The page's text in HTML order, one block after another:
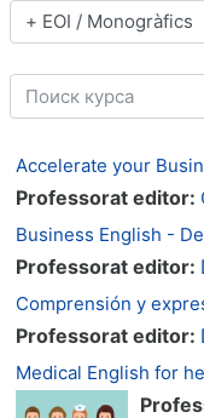
Категории курсов
Поиск курса
Accelerate your
Professorat editor:
Business English -
Professorat editor:
Comprensión y
Professorat editor:
Medical English for